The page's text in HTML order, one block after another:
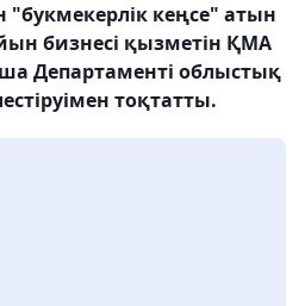
кеңсе" атын
бизнесі қызметін ҚМА
Департаменті облыстық
тоқтатты.